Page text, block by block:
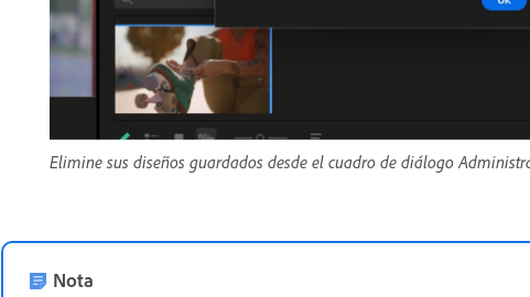
Elimine sus diseños guardados desde el cuadro de diálogo
Nota